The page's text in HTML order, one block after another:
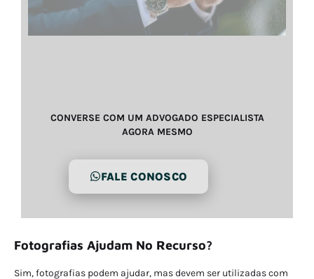
CONVERSE COM UM ADVOGADO ESPECIALISTA
AGORA MESMO
FALE CONOSCO
Fotografias Ajudam No Recurso?
Sim, fotografias podem ajudar, mas devem ser utilizadas com